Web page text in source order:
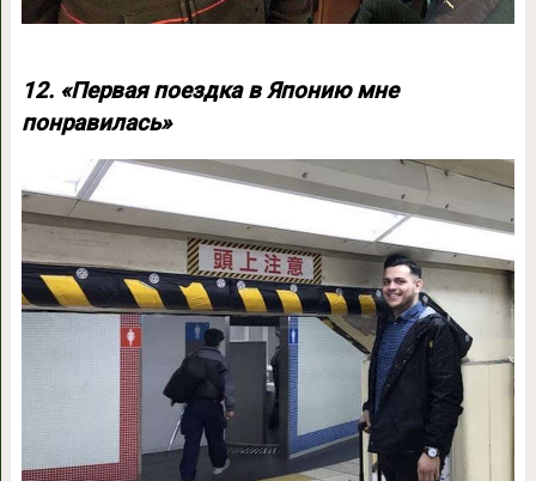
12. «Первая поездка в Японию мне
понравилась»